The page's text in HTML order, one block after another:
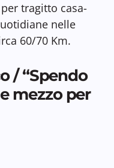
tragitto casa-
nelle
60/70 Km.
/ “Spendo
mezzo per